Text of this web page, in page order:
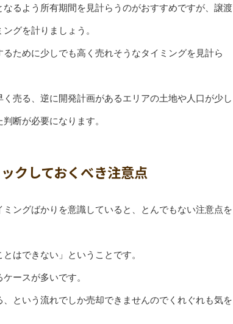
るよう所有期間を見計らうのがおすすめですが、譲渡
グを計りましょう。
ために少しでも高く売れそうなタイミングを見計ら
売る、逆に開発計画があるエリアの土地や人口が少し
断が必要になります。
クしておくべき注意点
ングばかりを意識していると、とんでもない注意点を
はできない」ということです。
ースが多いです。
という流れでしか売却できませんのでくれぐれも気を